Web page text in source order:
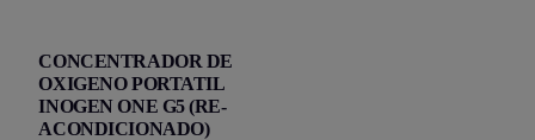
CONCENTRADOR DE
OXIGENO PORTATIL
INOGEN ONE G5 (RE-
ACONDICIONADO)